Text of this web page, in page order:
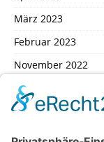
März 2023
Februar 2023
November 2022
Oktober 2022
September 2022
August 2022